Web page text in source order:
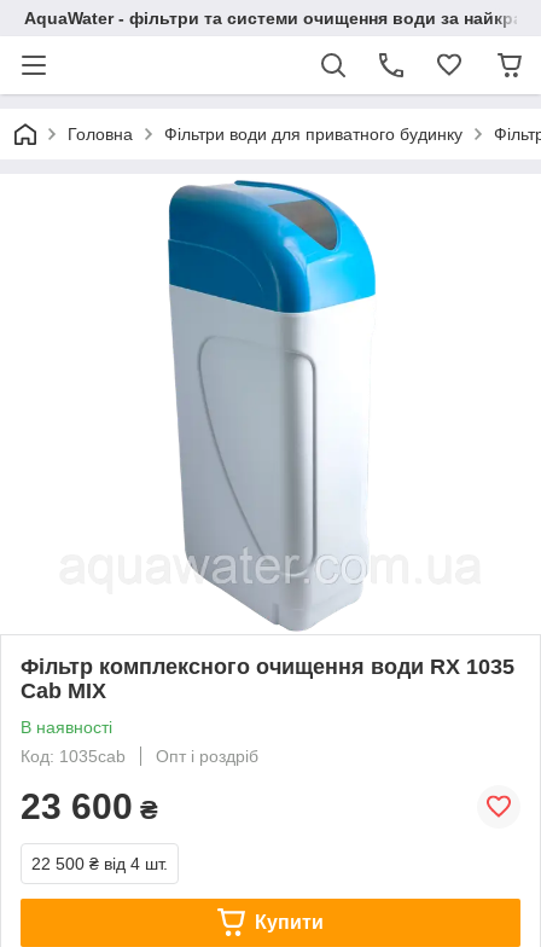
AquaWater - фільтри та системи очищення води за
Головна Фільтри води для приватного будинку
Фільтр комплексного очищення води RX 1035
Сab MIX
В наявності
Код: 1035cab
Опт і роздріб
23 600 ₴
22 500 ₴ від 4 шт.
Купити